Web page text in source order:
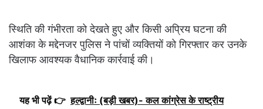
स्थिति की गंभीरता को देखते हुए और किसी अप्रिय घटना की
आशंका के मद्देनजर पुलिस ने पांचों व्यक्तियों को गिरफ्तार कर उनके
खिलाफ आवश्यक वैधानिक कार्रवाई की।
यह भी पढ़ें 👉 हल्द्वानीः (बड़ी खबर)- कल कांग्रेस के राष्ट्रीय